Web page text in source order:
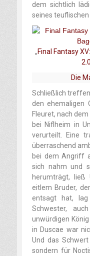
dem sichtlich
seines teuflischen
„Final Fantasy
2.0
Die
Schließlich
den ehemaligen
Fleuret, nach
bei Niflheim in
verurteilt. Eine
überraschend
bei dem Angriff
sich nahm und
herumträgt, ließ
eitlem Bruder,
entsagt hat,
Schwester,
unwürdigen
in Duscae war
Und das
sondern für